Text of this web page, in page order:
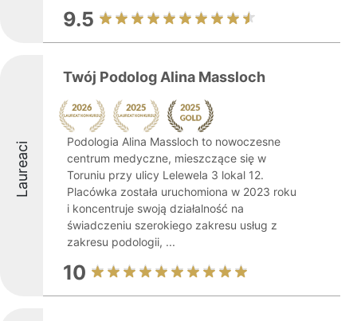
9.5
Laureaci
Twój Podolog Alina Massloch
Podologia Alina Massloch to nowoczesne
centrum medyczne, mieszczące się w
Toruniu przy ulicy Lelewela 3 lokal 12.
Placówka została uruchomiona w 2023 roku
i koncentruje swoją działalność na
świadczeniu szerokiego zakresu usług z
zakresu podologii, ...
10